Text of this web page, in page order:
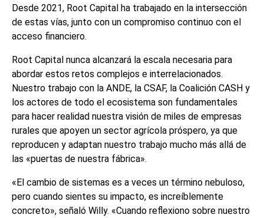
Desde 2021, Root Capital ha trabajado en la intersección
de estas vías, junto con un compromiso continuo con el
acceso financiero.
Root Capital nunca alcanzará la escala necesaria para
abordar estos retos complejos e interrelacionados.
Nuestro trabajo con la ANDE, la CSAF, la Coalición CASH y
los actores de todo el ecosistema son fundamentales
para hacer realidad nuestra visión de miles de empresas
rurales que apoyen un sector agrícola próspero, ya que
reproducen y adaptan nuestro trabajo mucho más allá de
las «puertas de nuestra fábrica».
«El cambio de sistemas es a veces un término nebuloso,
pero cuando sientes su impacto, es increíblemente
concreto», señaló Willy. «Cuando reflexiono sobre nuestro